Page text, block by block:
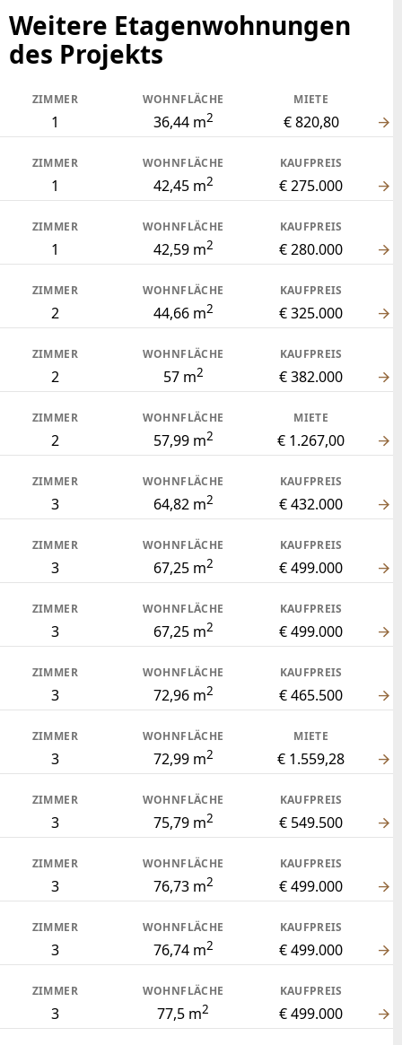
Weitere Etagenwohnungen
des Projekts
ZIMMER
1
WOHNFLÄCHE
36,44 m2
MIETE
€ 820,80
ZIMMER
1
WOHNFLÄCHE
42,45 m2
KAUFPREIS
€ 275.000
ZIMMER
1
WOHNFLÄCHE
42,59 m2
KAUFPREIS
€ 280.000
ZIMMER
2
WOHNFLÄCHE
44,66 m2
KAUFPREIS
€ 325.000
ZIMMER
2
WOHNFLÄCHE
57 m2
KAUFPREIS
€ 382.000
ZIMMER
2
WOHNFLÄCHE
57,99 m2
MIETE
€ 1.267,00
ZIMMER
3
WOHNFLÄCHE
64,82 m2
KAUFPREIS
€ 432.000
ZIMMER
3
WOHNFLÄCHE
67,25 m2
KAUFPREIS
€ 499.000
ZIMMER
3
WOHNFLÄCHE
67,25 m2
KAUFPREIS
€ 499.000
ZIMMER
3
WOHNFLÄCHE
72,96 m2
KAUFPREIS
€ 465.500
ZIMMER
3
WOHNFLÄCHE
72,99 m2
MIETE
€ 1.559,28
ZIMMER
3
WOHNFLÄCHE
75,79 m2
KAUFPREIS
€ 549.500
ZIMMER
3
WOHNFLÄCHE
76,73 m2
KAUFPREIS
€ 499.000
ZIMMER
3
WOHNFLÄCHE
76,74 m2
KAUFPREIS
€ 499.000
ZIMMER
3
WOHNFLÄCHE
77,5 m2
KAUFPREIS
€ 499.000